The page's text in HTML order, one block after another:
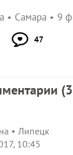
Самара 9
47
(
Липецк
10:45